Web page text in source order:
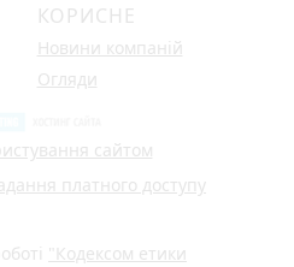
КОРИСНЕ
Новини компаній
Огляди
сайтом
платного доступу
"Кодексом етики